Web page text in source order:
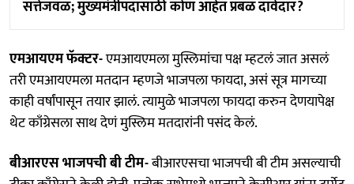
सत्तेजवळ; मुख्यमंत्रीपदासाठी कोण आहेत प्रबळ दावेदार?
एमआयएम फॅक्टर-एमआयएमला मुस्लिमांचा पक्ष म्हटलं जात असलं
तरी एमआयएमला मतदान म्हणजे भाजपला फायदा, असं सूत्र मागच्या
काही वर्षांपासून तयार झालं. त्यामुळे भाजपला फायदा करुन देणयापेक्ष
थेट काँग्रेसला साथ देणं मुस्लिम मतदारांनी पसंद केलं.
बीआरएस भाजपची बी टीम-बीआरएसचा भाजपची बी टीम असल्याची